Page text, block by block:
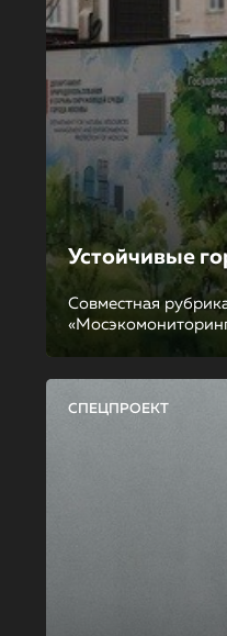
Устойчивые
Совместная
СПЕЦПРОЕКТ